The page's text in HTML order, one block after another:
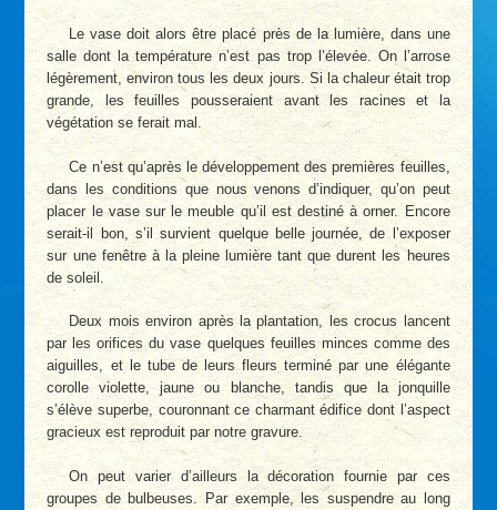
Le vase doit alors être placé près de la lumière, dans une
salle dont la température n’est pas trop l’élevée. On l’arrose
légèrement, environ tous les deux jours. Si la chaleur était trop
grande, les feuilles pousseraient avant les racines et la
végétation se ferait mal.
Ce n’est qu’après le développement des premières feuilles,
dans les conditions que nous venons d’indiquer, qu’on peut
placer le vase sur le meuble qu’il est destiné à orner. Encore
serait-il bon, s’il survient quelque belle journée, de l’exposer
sur une fenêtre à la pleine lumière tant que durent les heures
de soleil.
Deux mois environ après la plantation, les crocus lancent
par les orifices du vase quelques feuilles minces comme des
aiguilles, et le tube de leurs fleurs terminé par une élégante
corolle violette, jaune ou blanche, tandis que la jonquille
s’élève superbe, couronnant ce charmant édifice dont l’aspect
gracieux est reproduit par notre gravure.
On peut varier d’ailleurs la décoration fournie par ces
groupes de bulbeuses. Par exemple, les suspendre au long